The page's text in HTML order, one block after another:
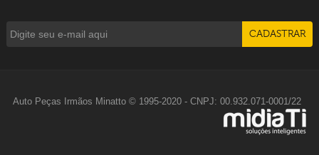
Auto Peças Irmãos Minatto © 1995-2020 - CNPJ: 00.932.071-0001/22